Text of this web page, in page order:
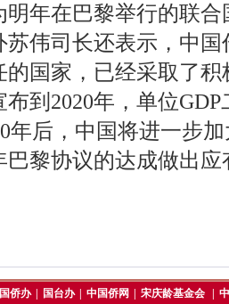
明年在巴黎举行的联
苏伟司长还表示，中
的国家，已经采取了
到2020年，单位
年后，中国将进一步
巴黎协议的达成做出应
国侨办 国台办 中国侨网 宋庆龄基金会